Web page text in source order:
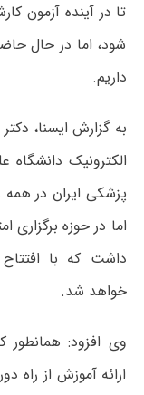
تا در آینده آزمون
شود، اما در حال
داریم.
به گزارش ایسنا،‌
الکترونیک دانشگاه
پزشکی ایران در همه
اما در حوزه برگزاری
داشت که با افتتاح
خواهد شد.
وی افزود:
ارائه آموزش از راه